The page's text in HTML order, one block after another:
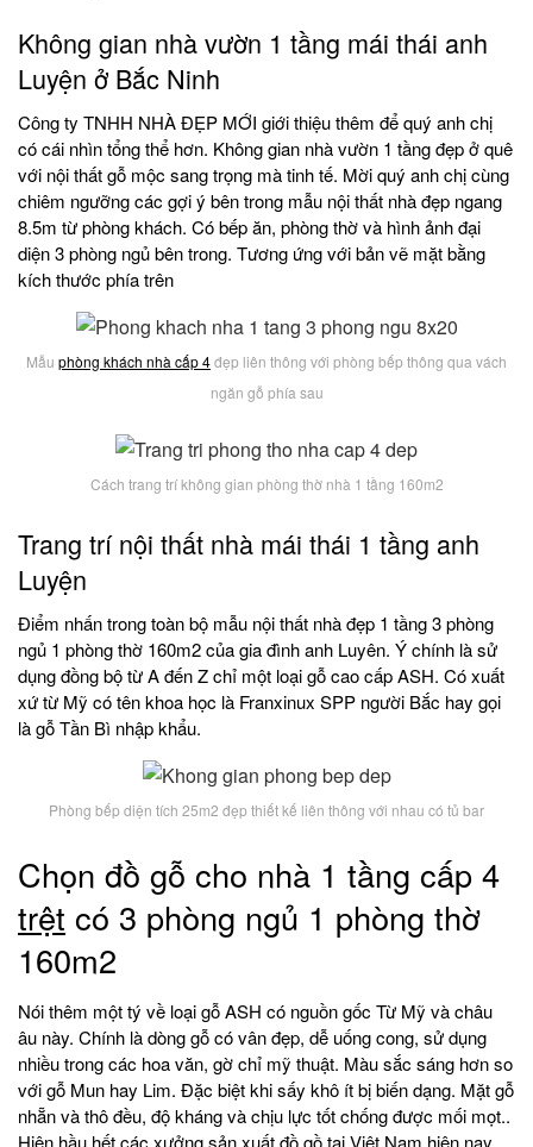
Không gian nhà vườn 1 tầng mái thái anh
Luyện ở Bắc Ninh
Công ty TNHH NHÀ ĐẸP MỚI giới thiệu thêm để quý anh chị
có cái nhìn tổng thể hơn. Không gian nhà vườn 1 tầng đẹp ở quê
với nội thất gỗ mộc sang trọng mà tinh tế. Mời quý anh chị cùng
chiêm ngưỡng các gợi ý bên trong mẫu nội thất nhà đẹp ngang
8.5m từ phòng khách. Có bếp ăn, phòng thờ và hình ảnh đại
diện 3 phòng ngủ bên trong. Tương ứng với bản vẽ mặt bằng
kích thước phía trên
Mẫu phòng khách nhà cấp 4đẹp liên thông với phòng bếp thông qua vách
ngăn gỗ phía sau
Cách trang trí không gian phòng thờ nhà 1 tầng 160m2
Trang trí nội thất nhà mái thái 1 tầng anh
Luyện
Điểm nhấn trong toàn bộ mẫu nội thất nhà đẹp 1 tầng 3 phòng
ngủ 1 phòng thờ 160m2 của gia đình anh Luyên. Ý chính là sử
dụng đồng bộ từ A đến Z chỉ một loại gỗ cao cấp ASH. Có xuất
xứ từ Mỹ có tên khoa học là Franxinux SPP người Bắc hay gọi
là gỗ Tần Bì nhập khẩu.
Phòng bếp diện tích 25m2 đẹp thiết kế liên thông với nhau có tủ bar
Chọn đồ gỗ cho nhà 1 tầng cấp 4
trệt có 3 phòng ngủ 1 phòng thờ
160m2
Nói thêm một tý về loại gỗ ASH có nguồn gốc Từ Mỹ và châu
âu này. Chính là dòng gỗ có vân đẹp, dễ uống cong, sử dụng
nhiều trong các hoa văn, gờ chỉ mỹ thuật. Màu sắc sáng hơn so
với gỗ Mun hay Lim. Đặc biệt khi sấy khô ít bị biến dạng. Mặt gỗ
nhẵn và thô đều, độ kháng và chịu lực tốt chống được mối mọt..
Hiện hầu hết các xưởng sản xuất đồ gồ tại Việt Nam hiện nay.